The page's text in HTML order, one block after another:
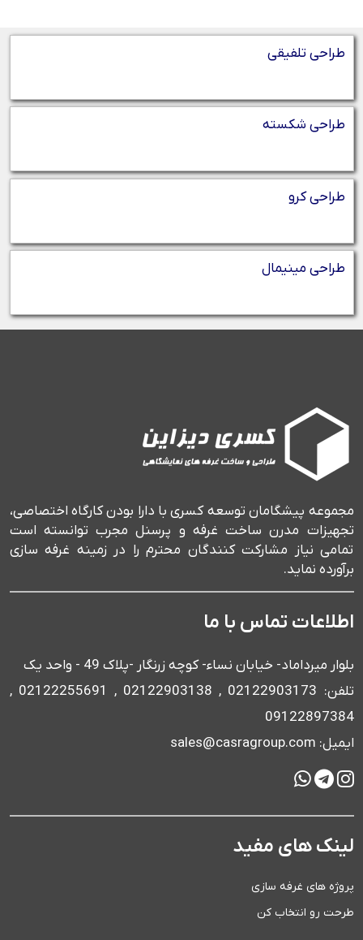
طراحی تلفیقی
طراحی شکسته
طراحی کرو
طراحی مینیمال
مجموعه پیشگامان توسعه کسری با دارا بودن کارگاه اختصاصی،
تجهیزات مدرن ساخت غرفه و پرسنل مجرب توانسته است
تمامی نیاز مشارکت کنندگان محترم را در زمینه غرفه سازی
برآورده نماید.
اطلاعات تماس با ما
بلوار میرداماد- خیابان نساء- کوچه زرنگار -پلاک 49 - واحد یک
تلفن: 02122903173 , 02122903138 , 02122255691 ,
09122897384
ایمیل: sales@casragroup.com
لینک های مفید
پروژه های غرفه سازی
طرحت رو انتخاب کن